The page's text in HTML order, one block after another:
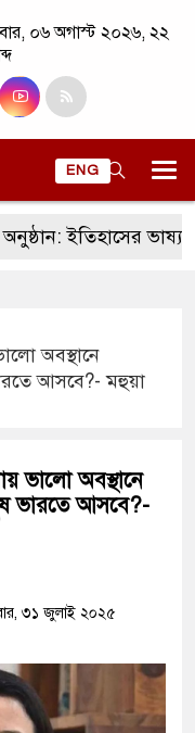
০৬ অগাস্ট ২০২৬, ২২
ENG
ইতিহাসের ভাষ্য,
অবস্থানে
আসবে?- মহুয়া
ভালো অবস্থানে
ভারতে আসবে?-
৩১ জুলাই ২০২৫